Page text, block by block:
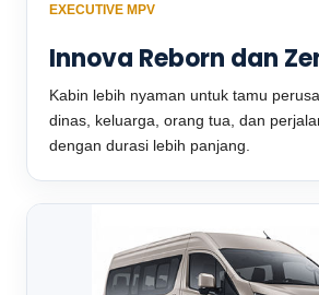
EXECUTIVE MPV
Innova Reborn dan
Kabin lebih nyaman untuk tamu
dinas, keluarga, orang tua, dan
dengan durasi lebih panjang.